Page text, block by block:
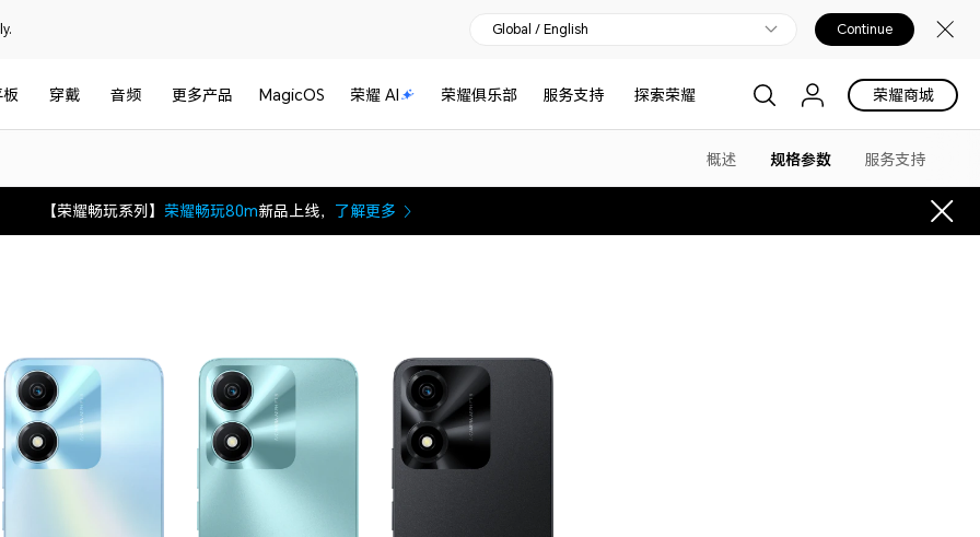
Global / English Continue
穿戴 音频 更多产品 MagicOS 荣耀 AI 荣耀俱乐部 服务支持 探索荣耀 荣耀商城
概述 规格参数 服务支持
【荣耀畅玩系列】 荣耀畅玩80m新品上线， 了解更多